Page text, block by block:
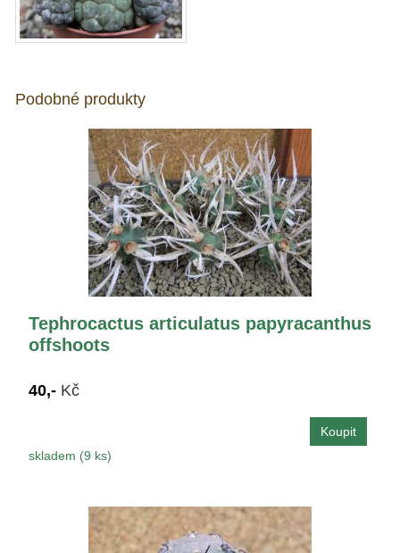
Podobné produkty
Tephrocactus articulatus papyracanthus
offshoots
40,- Kč
skladem (9 ks)